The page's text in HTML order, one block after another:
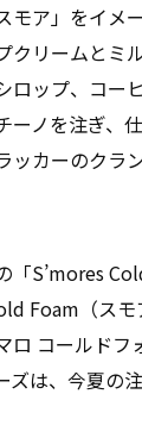
モア」をイメ
クリームとミ
ロップ、コー
ーノを注ぎ、
ッカーのクラ
「S’mores
Foam（スモ
ロ コールドフ
ズは、今夏の